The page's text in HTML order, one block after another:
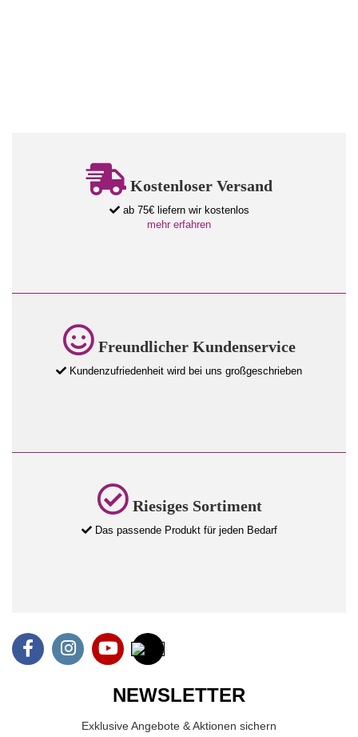
Kostenloser Versand
ab 75€ liefern wir kostenlos
mehr erfahren
Freundlicher Kundenservice
Kundenzufriedenheit wird bei uns großgeschrieben
Riesiges Sortiment
Das passende Produkt für jeden Bedarf
NEWSLETTER
Exklusive Angebote & Aktionen sichern